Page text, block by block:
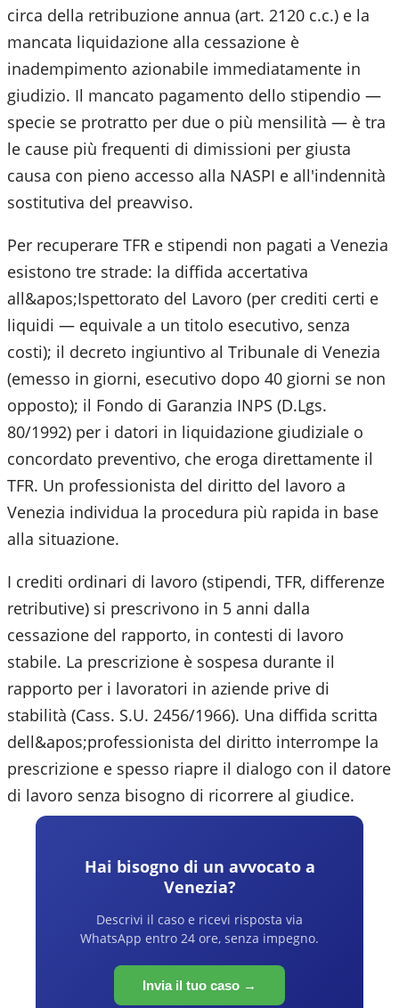
circa della retribuzione annua (art. 2120 c.c.) e la
mancata liquidazione alla cessazione è
inadempimento azionabile immediatamente in
giudizio. Il mancato pagamento dello stipendio —
specie se protratto per due o più mensilità — è tra
le cause più frequenti di dimissioni per giusta
causa con pieno accesso alla NASPI e all'indennità
sostitutiva del preavviso.
Per recuperare TFR e stipendi non pagati a Venezia
esistono tre strade: la diffida accertativa
all&apos;Ispettorato del Lavoro (per crediti certi e
liquidi — equivale a un titolo esecutivo, senza
costi); il decreto ingiuntivo al Tribunale di Venezia
(emesso in giorni, esecutivo dopo 40 giorni se non
opposto); il Fondo di Garanzia INPS (D.Lgs.
80/1992) per i datori in liquidazione giudiziale o
concordato preventivo, che eroga direttamente il
TFR. Un professionista del diritto del lavoro a
Venezia individua la procedura più rapida in base
alla situazione.
I crediti ordinari di lavoro (stipendi, TFR, differenze
retributive) si prescrivono in 5 anni dalla
cessazione del rapporto, in contesti di lavoro
stabile. La prescrizione è sospesa durante il
rapporto per i lavoratori in aziende prive di
stabilità (Cass. S.U. 2456/1966). Una diffida scritta
dell&apos;professionista del diritto interrompe la
prescrizione e spesso riapre il dialogo con il datore
di lavoro senza bisogno di ricorrere al giudice.
Hai bisogno di un avvocato a
Venezia?
Descrivi il caso e ricevi risposta via
WhatsApp entro 24 ore, senza impegno.
Invia il tuo caso →